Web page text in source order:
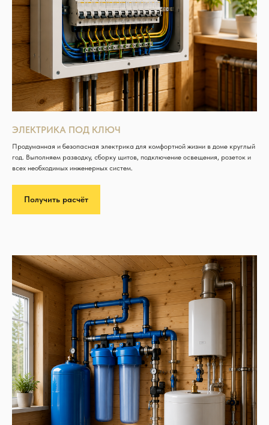
ЭЛЕКТРИКА ПОД КЛЮЧ
Продуманная и безопасная электрика для комфортной жизни в доме круглый
год. Выполняем разводку, сборку щитов, подключение освещения, розеток и
всех необходимых инженерных систем.
Получить расчёт